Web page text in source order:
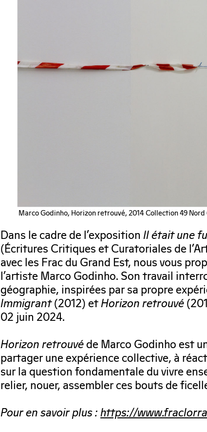
Marco Godinho, Horizon retrouvé, 2014 Collection 49
Dans le cadre de l’exposition Il était une
(Écritures Critiques et Curatoriales de
avec les Frac du Grand Est, nous vous
l’artiste Marco Godinho. Son travail
géographie, inspirées par sa propre
Immigrant(2012) etHorizon retrouvé
02 juin 2024.
Horizon retrouvéde Marco Godinho est
partager une expérience collective, à
sur la question fondamentale du vivre
relier, nouer, assembler ces bouts de
Pour en savoir plus :https://